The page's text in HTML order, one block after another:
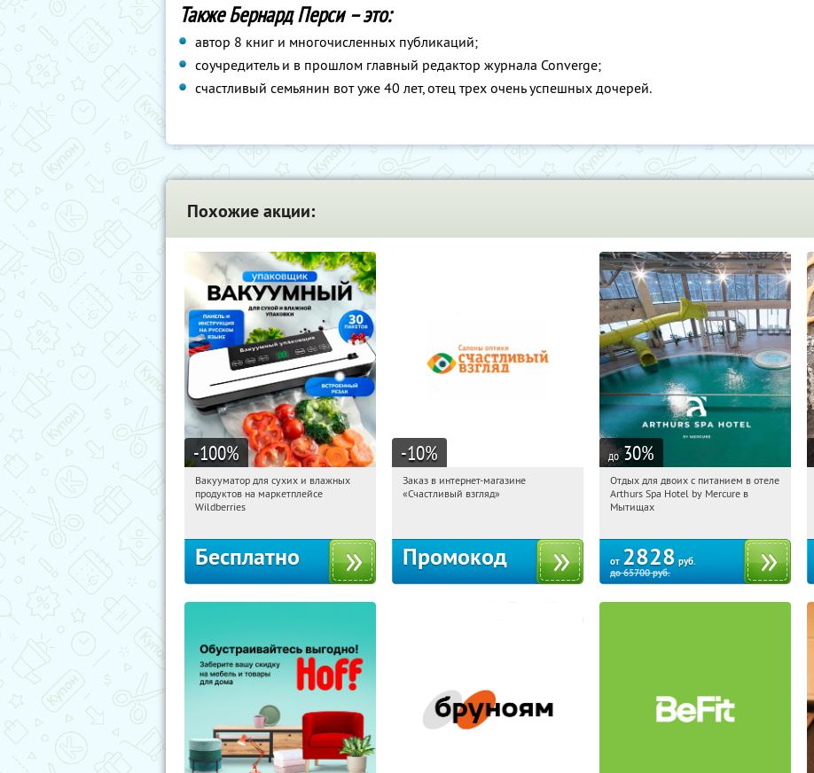
Также Бернард Перси – это:
автор 8 книг и многочисленных публикаций;
соучредитель и в прошлом главный редактор журнала Converge;
счастливый семьянин вот уже 40 лет, отец трех очень успешных дочерей.
Похожие акции:
-100%
22:10:52 Получили:174
Россия
Вакууматор для сухих и влажных
продуктов на маркетплейсе
Wildberries
Бесплатно
-10%
22:10:52
Получи первым!
Заказ в интернет-магазине
«Счастливый взгляд»
Промокод
до 30%
22:10:52
Купи первым!
Московская обл., г. Мытищи, д.
Отдых для двоих с питанием в отеле
Arthurs Spa Hotel by Mercure в
Мытищах
от 2828 руб.
до65700руб.